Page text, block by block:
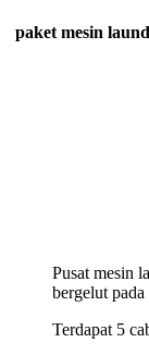
paket mesin
Pusat mesin
bergelut
Terdapat 5